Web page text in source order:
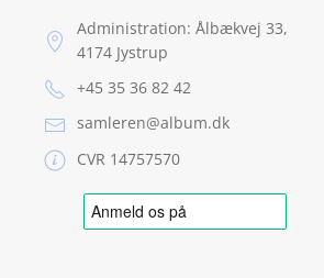
Administration: Ålbækvej 33,
4174 Jystrup
+45 35 36 82 42
samleren@album.dk
CVR 14757570